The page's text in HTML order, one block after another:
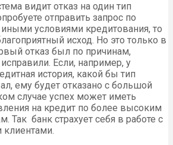
видит отказ на один тип
отправить запрос по
условиями кредитования, то
исход. Но это только в
отказ был по причинам,
Если, например, у
история, какой бы тип
ему будет отказано с большой
случае успех может иметь
на кредит по более высоким
Так банк страхует себя в работе с